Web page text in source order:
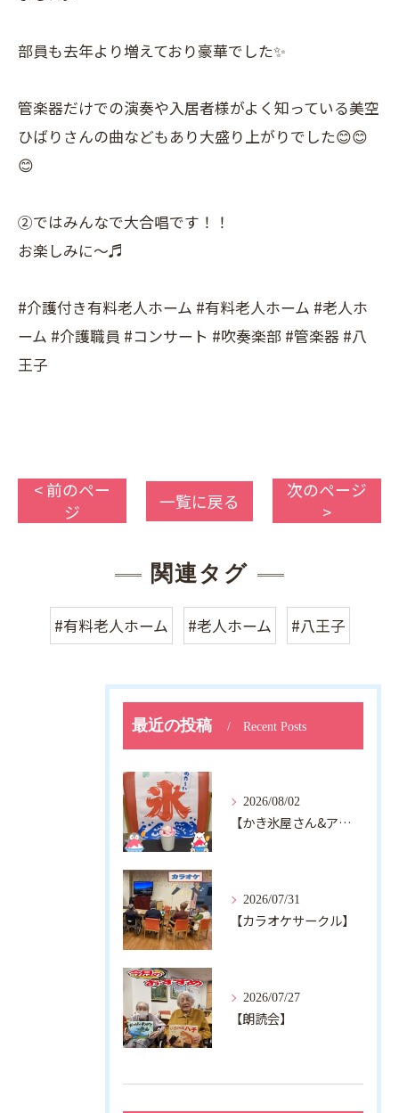
部員も去年より増えており豪華でした✨
管楽器だけでの演奏や入居者様がよく知っている美空
ひばりさんの曲などもあり大盛り上がりでした😊😊
😊
②ではみんなで大合唱です！！
お楽しみに～♬
#介護付き有料老人ホーム #有料老人ホーム #老人ホ
ーム #介護職員 #コンサート #吹奏楽部 #管楽器 #八
王子
< 前のペー
ジ
一覧に戻る
次のページ
>
関連タグ
#有料老人ホーム #老人ホーム #八王子
最近の投稿 Recent Posts
2026/08/02
【かき氷屋さん&アルジャン向日葵】
2026/07/31
【カラオケサークル】
2026/07/27
【朗読会】